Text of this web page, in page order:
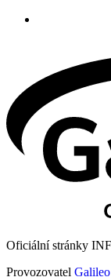
Oficiální stránky
Provozovatel